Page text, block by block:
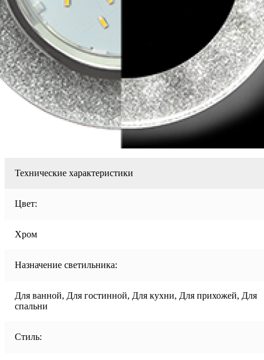
Технические характеристики
Цвет:
Хром
Назначение светильника:
Для ванной, Для гостинной, Для кухни, Для прихожей, Для
спальни
Стиль: